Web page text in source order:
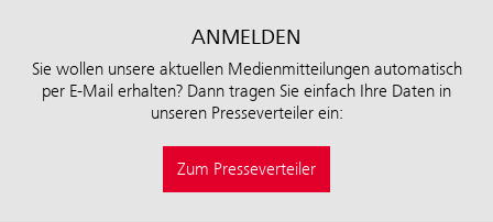
ANMELDEN
Sie wollen unsere aktuellen Medienmitteilungen automatisch
per E-Mail erhalten? Dann tragen Sie einfach Ihre Daten in
unseren Presseverteiler ein:
Zum Presseverteiler